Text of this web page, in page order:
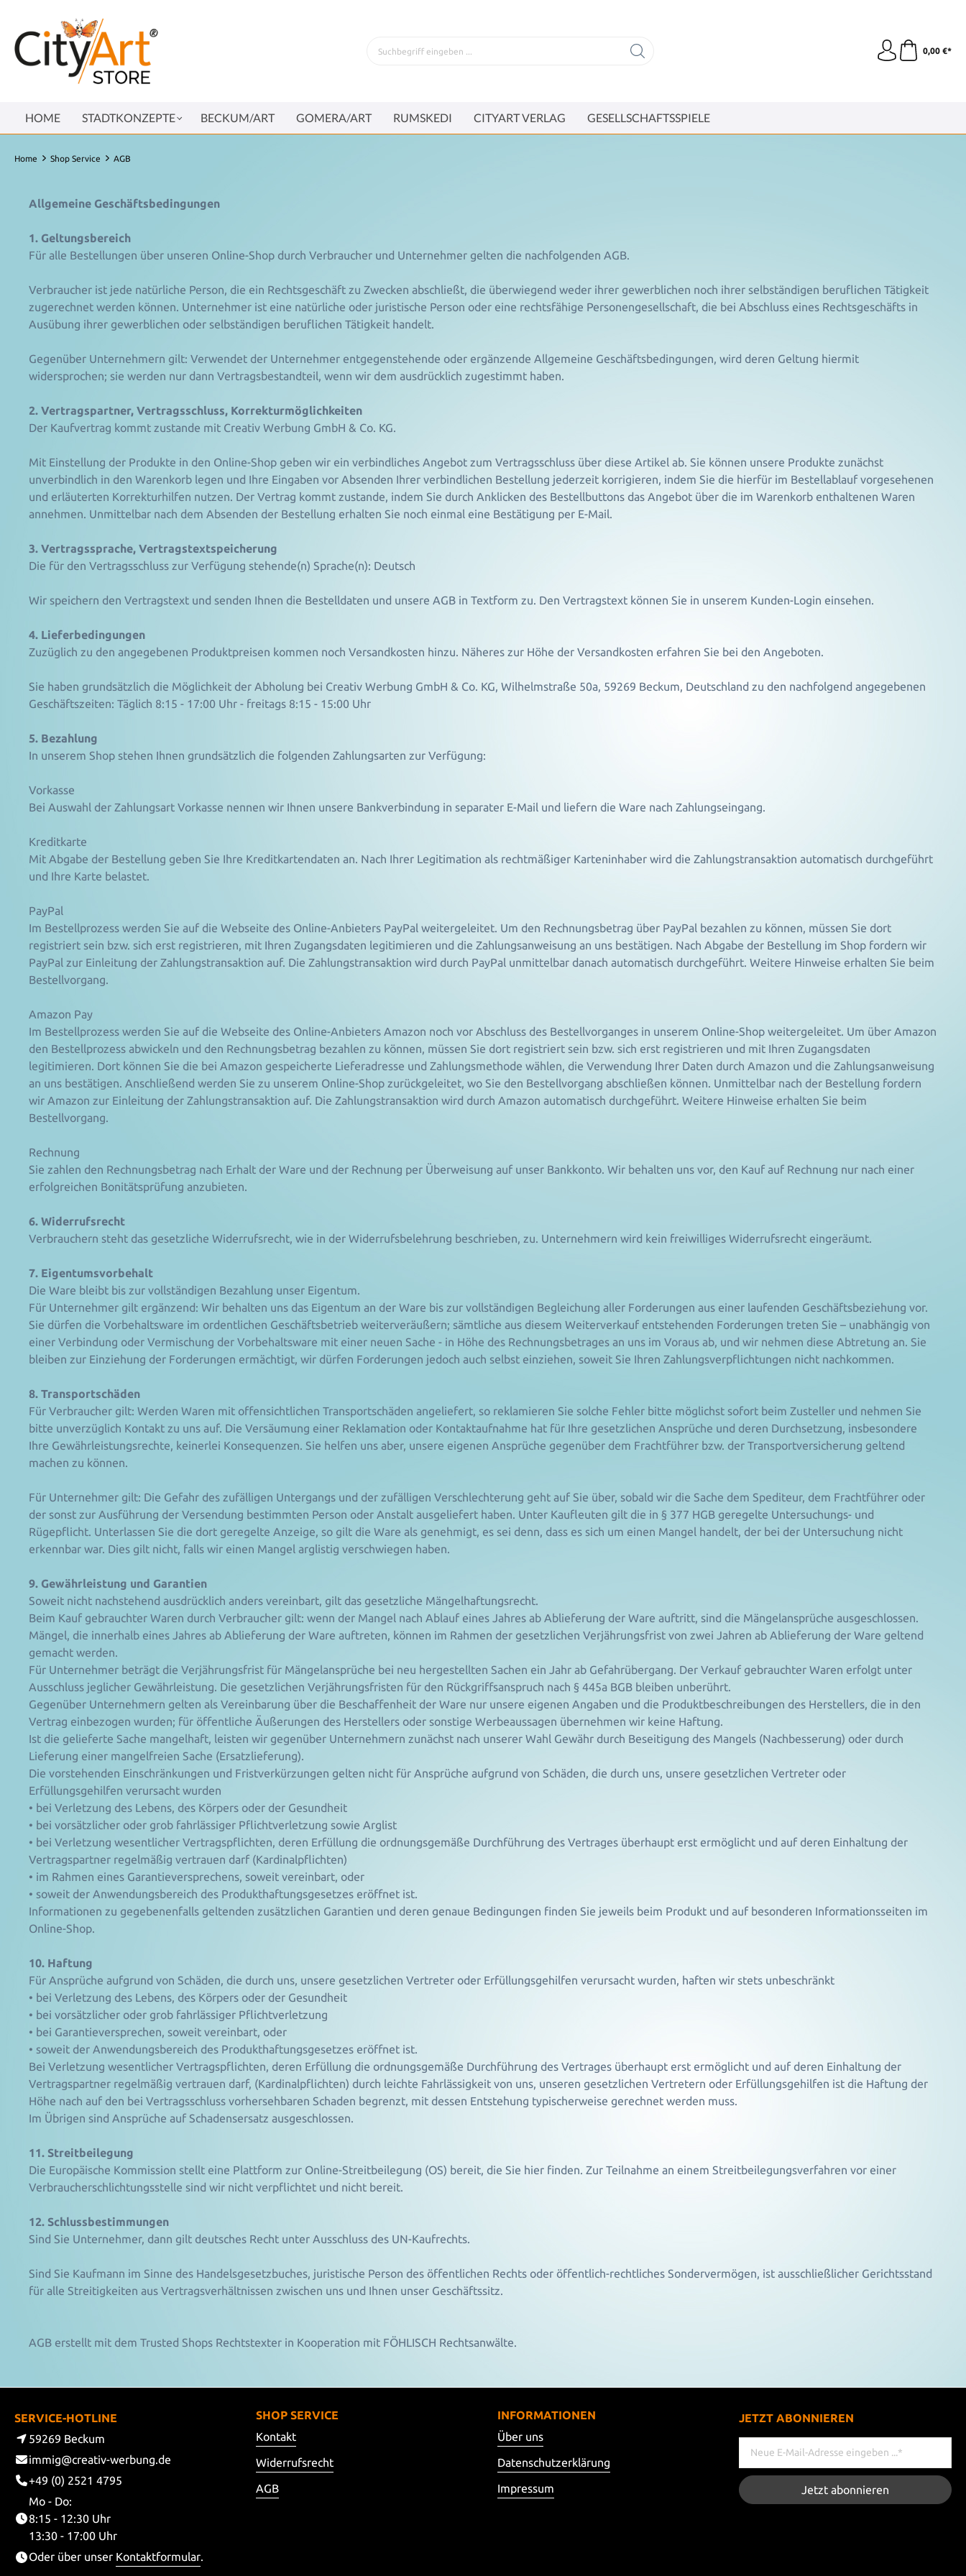
0,00 €*
HOME STADTKONZEPTE BECKUM/ART GOMERA/ART RUMSKEDI CITYART VERLAG GESELLSCHAFTSSPIELE
Home Shop Service AGB
Allgemeine Geschäftsbedingungen
1. Geltungsbereich
Für alle Bestellungen über unseren Online-Shop durch Verbraucher und Unternehmer gelten die nachfolgenden AGB.
Verbraucher ist jede natürliche Person, die ein Rechtsgeschäft zu Zwecken abschließt, die überwiegend weder ihrer gewerblichen noch ihrer selbständigen beruflichen Tätigkeit
zugerechnet werden können. Unternehmer ist eine natürliche oder juristische Person oder eine rechtsfähige Personengesellschaft, die bei Abschluss eines Rechtsgeschäfts in
Ausübung ihrer gewerblichen oder selbständigen beruflichen Tätigkeit handelt.
Gegenüber Unternehmern gilt: Verwendet der Unternehmer entgegenstehende oder ergänzende Allgemeine Geschäftsbedingungen, wird deren Geltung hiermit
widersprochen; sie werden nur dann Vertragsbestandteil, wenn wir dem ausdrücklich zugestimmt haben.
2. Vertragspartner, Vertragsschluss, Korrekturmöglichkeiten
Der Kaufvertrag kommt zustande mit Creativ Werbung GmbH & Co. KG.
Mit Einstellung der Produkte in den Online-Shop geben wir ein verbindliches Angebot zum Vertragsschluss über diese Artikel ab. Sie können unsere Produkte zunächst
unverbindlich in den Warenkorb legen und Ihre Eingaben vor Absenden Ihrer verbindlichen Bestellung jederzeit korrigieren, indem Sie die hierfür im Bestellablauf vorgesehenen
und erläuterten Korrekturhilfen nutzen. Der Vertrag kommt zustande, indem Sie durch Anklicken des Bestellbuttons das Angebot über die im Warenkorb enthaltenen Waren
annehmen. Unmittelbar nach dem Absenden der Bestellung erhalten Sie noch einmal eine Bestätigung per E-Mail.
3. Vertragssprache, Vertragstextspeicherung
Die für den Vertragsschluss zur Verfügung stehende(n) Sprache(n): Deutsch
Wir speichern den Vertragstext und senden Ihnen die Bestelldaten und unsere AGB in Textform zu. Den Vertragstext können Sie in unserem Kunden-Login einsehen.
4. Lieferbedingungen
Zuzüglich zu den angegebenen Produktpreisen kommen noch Versandkosten hinzu. Näheres zur Höhe der Versandkosten erfahren Sie bei den Angeboten.
Sie haben grundsätzlich die Möglichkeit der Abholung bei Creativ Werbung GmbH & Co. KG, Wilhelmstraße 50a, 59269 Beckum, Deutschland zu den nachfolgend angegebenen
Geschäftszeiten: Täglich 8:15 - 17:00 Uhr - freitags 8:15 - 15:00 Uhr
5. Bezahlung
In unserem Shop stehen Ihnen grundsätzlich die folgenden Zahlungsarten zur Verfügung:
Vorkasse
Bei Auswahl der Zahlungsart Vorkasse nennen wir Ihnen unsere Bankverbindung in separater E-Mail und liefern die Ware nach Zahlungseingang.
Kreditkarte
Mit Abgabe der Bestellung geben Sie Ihre Kreditkartendaten an. Nach Ihrer Legitimation als rechtmäßiger Karteninhaber wird die Zahlungstransaktion automatisch durchgeführt
und Ihre Karte belastet.
PayPal
Im Bestellprozess werden Sie auf die Webseite des Online-Anbieters PayPal weitergeleitet. Um den Rechnungsbetrag über PayPal bezahlen zu können, müssen Sie dort
registriert sein bzw. sich erst registrieren, mit Ihren Zugangsdaten legitimieren und die Zahlungsanweisung an uns bestätigen. Nach Abgabe der Bestellung im Shop fordern wir
PayPal zur Einleitung der Zahlungstransaktion auf. Die Zahlungstransaktion wird durch PayPal unmittelbar danach automatisch durchgeführt. Weitere Hinweise erhalten Sie beim
Bestellvorgang.
Amazon Pay
Im Bestellprozess werden Sie auf die Webseite des Online-Anbieters Amazon noch vor Abschluss des Bestellvorganges in unserem Online-Shop weitergeleitet. Um über Amazon
den Bestellprozess abwickeln und den Rechnungsbetrag bezahlen zu können, müssen Sie dort registriert sein bzw. sich erst registrieren und mit Ihren Zugangsdaten
legitimieren. Dort können Sie die bei Amazon gespeicherte Lieferadresse und Zahlungsmethode wählen, die Verwendung Ihrer Daten durch Amazon und die Zahlungsanweisung
an uns bestätigen. Anschließend werden Sie zu unserem Online-Shop zurückgeleitet, wo Sie den Bestellvorgang abschließen können. Unmittelbar nach der Bestellung fordern
wir Amazon zur Einleitung der Zahlungstransaktion auf. Die Zahlungstransaktion wird durch Amazon automatisch durchgeführt. Weitere Hinweise erhalten Sie beim
Bestellvorgang.
Rechnung
Sie zahlen den Rechnungsbetrag nach Erhalt der Ware und der Rechnung per Überweisung auf unser Bankkonto. Wir behalten uns vor, den Kauf auf Rechnung nur nach einer
erfolgreichen Bonitätsprüfung anzubieten.
6. Widerrufsrecht
Verbrauchern steht das gesetzliche Widerrufsrecht, wie in der Widerrufsbelehrung beschrieben, zu. Unternehmern wird kein freiwilliges Widerrufsrecht eingeräumt.
7. Eigentumsvorbehalt
Die Ware bleibt bis zur vollständigen Bezahlung unser Eigentum.
Für Unternehmer gilt ergänzend: Wir behalten uns das Eigentum an der Ware bis zur vollständigen Begleichung aller Forderungen aus einer laufenden Geschäftsbeziehung vor.
Sie dürfen die Vorbehaltsware im ordentlichen Geschäftsbetrieb weiterveräußern; sämtliche aus diesem Weiterverkauf entstehenden Forderungen treten Sie – unabhängig von
einer Verbindung oder Vermischung der Vorbehaltsware mit einer neuen Sache - in Höhe des Rechnungsbetrages an uns im Voraus ab, und wir nehmen diese Abtretung an. Sie
bleiben zur Einziehung der Forderungen ermächtigt, wir dürfen Forderungen jedoch auch selbst einziehen, soweit Sie Ihren Zahlungsverpflichtungen nicht nachkommen.
8. Transportschäden
Für Verbraucher gilt: Werden Waren mit offensichtlichen Transportschäden angeliefert, so reklamieren Sie solche Fehler bitte möglichst sofort beim Zusteller und nehmen Sie
bitte unverzüglich Kontakt zu uns auf. Die Versäumung einer Reklamation oder Kontaktaufnahme hat für Ihre gesetzlichen Ansprüche und deren Durchsetzung, insbesondere
Ihre Gewährleistungsrechte, keinerlei Konsequenzen. Sie helfen uns aber, unsere eigenen Ansprüche gegenüber dem Frachtführer bzw. der Transportversicherung geltend
machen zu können.
Für Unternehmer gilt: Die Gefahr des zufälligen Untergangs und der zufälligen Verschlechterung geht auf Sie über, sobald wir die Sache dem Spediteur, dem Frachtführer oder
der sonst zur Ausführung der Versendung bestimmten Person oder Anstalt ausgeliefert haben. Unter Kaufleuten gilt die in § 377 HGB geregelte Untersuchungs- und
Rügepflicht. Unterlassen Sie die dort geregelte Anzeige, so gilt die Ware als genehmigt, es sei denn, dass es sich um einen Mangel handelt, der bei der Untersuchung nicht
erkennbar war. Dies gilt nicht, falls wir einen Mangel arglistig verschwiegen haben.
9. Gewährleistung und Garantien
Soweit nicht nachstehend ausdrücklich anders vereinbart, gilt das gesetzliche Mängelhaftungsrecht.
Beim Kauf gebrauchter Waren durch Verbraucher gilt: wenn der Mangel nach Ablauf eines Jahres ab Ablieferung der Ware auftritt, sind die Mängelansprüche ausgeschlossen.
Mängel, die innerhalb eines Jahres ab Ablieferung der Ware auftreten, können im Rahmen der gesetzlichen Verjährungsfrist von zwei Jahren ab Ablieferung der Ware geltend
gemacht werden.
Für Unternehmer beträgt die Verjährungsfrist für Mängelansprüche bei neu hergestellten Sachen ein Jahr ab Gefahrübergang. Der Verkauf gebrauchter Waren erfolgt unter
Ausschluss jeglicher Gewährleistung. Die gesetzlichen Verjährungsfristen für den Rückgriffsanspruch nach § 445a BGB bleiben unberührt.
Gegenüber Unternehmern gelten als Vereinbarung über die Beschaffenheit der Ware nur unsere eigenen Angaben und die Produktbeschreibungen des Herstellers, die in den
Vertrag einbezogen wurden; für öffentliche Äußerungen des Herstellers oder sonstige Werbeaussagen übernehmen wir keine Haftung.
Ist die gelieferte Sache mangelhaft, leisten wir gegenüber Unternehmern zunächst nach unserer Wahl Gewähr durch Beseitigung des Mangels (Nachbesserung) oder durch
Lieferung einer mangelfreien Sache (Ersatzlieferung).
Die vorstehenden Einschränkungen und Fristverkürzungen gelten nicht für Ansprüche aufgrund von Schäden, die durch uns, unsere gesetzlichen Vertreter oder
Erfüllungsgehilfen verursacht wurden
• bei Verletzung des Lebens, des Körpers oder der Gesundheit
• bei vorsätzlicher oder grob fahrlässiger Pflichtverletzung sowie Arglist
• bei Verletzung wesentlicher Vertragspflichten, deren Erfüllung die ordnungsgemäße Durchführung des Vertrages überhaupt erst ermöglicht und auf deren Einhaltung der
Vertragspartner regelmäßig vertrauen darf (Kardinalpflichten)
• im Rahmen eines Garantieversprechens, soweit vereinbart, oder
• soweit der Anwendungsbereich des Produkthaftungsgesetzes eröffnet ist.
Informationen zu gegebenenfalls geltenden zusätzlichen Garantien und deren genaue Bedingungen finden Sie jeweils beim Produkt und auf besonderen Informationsseiten im
Online-Shop.
10. Haftung
Für Ansprüche aufgrund von Schäden, die durch uns, unsere gesetzlichen Vertreter oder Erfüllungsgehilfen verursacht wurden, haften wir stets unbeschränkt
• bei Verletzung des Lebens, des Körpers oder der Gesundheit
• bei vorsätzlicher oder grob fahrlässiger Pflichtverletzung
• bei Garantieversprechen, soweit vereinbart, oder
• soweit der Anwendungsbereich des Produkthaftungsgesetzes eröffnet ist.
Bei Verletzung wesentlicher Vertragspflichten, deren Erfüllung die ordnungsgemäße Durchführung des Vertrages überhaupt erst ermöglicht und auf deren Einhaltung der
Vertragspartner regelmäßig vertrauen darf, (Kardinalpflichten) durch leichte Fahrlässigkeit von uns, unseren gesetzlichen Vertretern oder Erfüllungsgehilfen ist die Haftung der
Höhe nach auf den bei Vertragsschluss vorhersehbaren Schaden begrenzt, mit dessen Entstehung typischerweise gerechnet werden muss.
Im Übrigen sind Ansprüche auf Schadensersatz ausgeschlossen.
11. Streitbeilegung
Die Europäische Kommission stellt eine Plattform zur Online-Streitbeilegung (OS) bereit, die Sie hier finden. Zur Teilnahme an einem Streitbeilegungsverfahren vor einer
Verbraucherschlichtungsstelle sind wir nicht verpflichtet und nicht bereit.
12. Schlussbestimmungen
Sind Sie Unternehmer, dann gilt deutsches Recht unter Ausschluss des UN-Kaufrechts.
Sind Sie Kaufmann im Sinne des Handelsgesetzbuches, juristische Person des öffentlichen Rechts oder öffentlich-rechtliches Sondervermögen, ist ausschließlicher Gerichtsstand
für alle Streitigkeiten aus Vertragsverhältnissen zwischen uns und Ihnen unser Geschäftssitz.
AGB erstellt mit dem Trusted Shops Rechtstexter in Kooperation mit FÖHLISCH Rechtsanwälte.
SERVICE-HOTLINE
59269 Beckum
immig@creativ-werbung.de
+49 (0) 2521 4795
Mo - Do:
8:15 - 12:30 Uhr
13:30 - 17:00 Uhr
Oder über unser Kontaktformular.
SHOP SERVICE
Kontakt
Widerrufsrecht
AGB
INFORMATIONEN
Über uns
Datenschutzerklärung
Impressum
JETZT ABONNIEREN
Jetzt abonnieren